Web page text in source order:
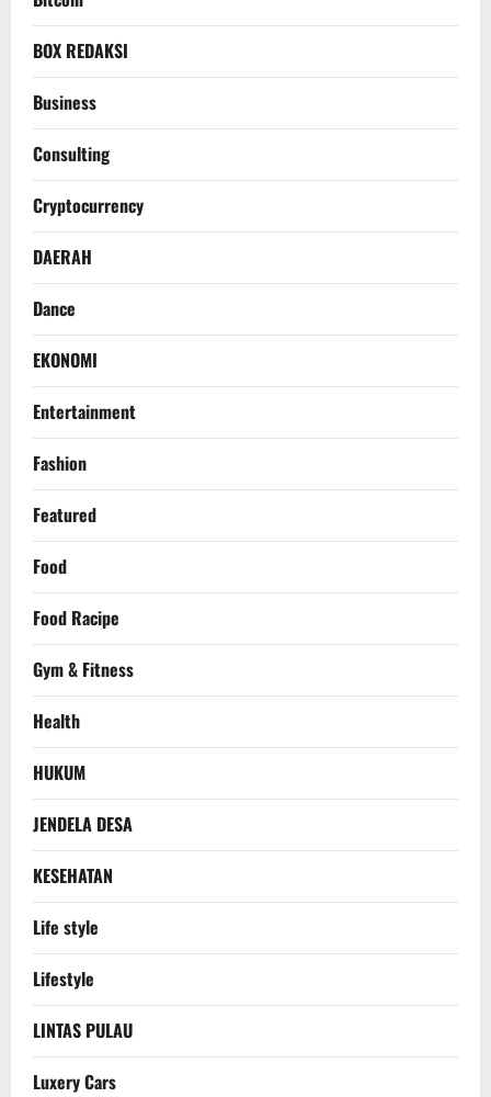
BOX REDAKSI
Business
Consulting
Cryptocurrency
DAERAH
Dance
EKONOMI
Entertainment
Fashion
Featured
Food
Food Racipe
Gym & Fitness
Health
HUKUM
JENDELA DESA
KESEHATAN
Life style
Lifestyle
LINTAS PULAU
Luxery Cars